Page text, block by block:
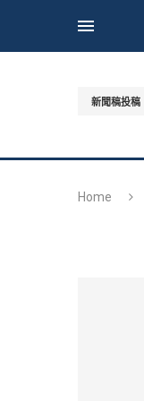
新聞稿投稿
Home